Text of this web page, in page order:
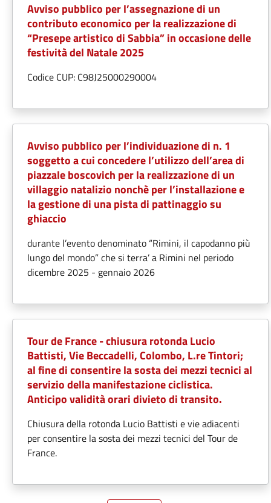
Avviso pubblico per l’assegnazione di un
contributo economico per la realizzazione di
“Presepe artistico di Sabbia” in occasione delle
festività del Natale 2025
Codice CUP: C98J25000290004
Avviso pubblico per l’individuazione di n. 1
soggetto a cui concedere l’utilizzo dell’area di
piazzale boscovich per la realizzazione di un
villaggio natalizio nonchè per l’installazione e
la gestione di una pista di pattinaggio su
ghiaccio
durante l’evento denominato “Rimini, il capodanno più
lungo del mondo” che si terra’ a Rimini nel periodo
dicembre 2025 - gennaio 2026
Tour de France - chiusura rotonda Lucio
Battisti, Vie Beccadelli, Colombo, L.re Tintori;
al fine di consentire la sosta dei mezzi tecnici al
servizio della manifestazione ciclistica.
Anticipo validità orari divieto di transito.
Chiusura della rotonda Lucio Battisti e vie adiacenti
per consentire la sosta dei mezzi tecnici del Tour de
France.